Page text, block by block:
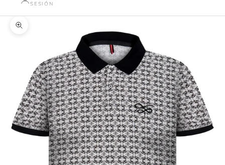
SESIÓN
Zoom